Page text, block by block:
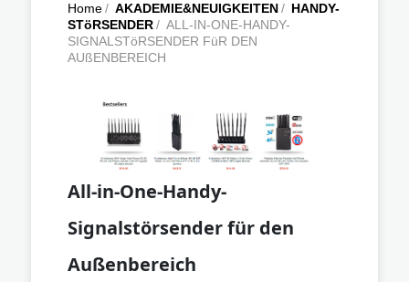
Home/ AKADEMIE&NEUIGKEITEN/ HANDY-
STöRSENDER/ ALL-IN-ONE-HANDY-
SIGNALSTöRSENDER FüR DEN
AUßENBEREICH
All-in-One-Handy-
Signalstörsender für den
Außenbereich